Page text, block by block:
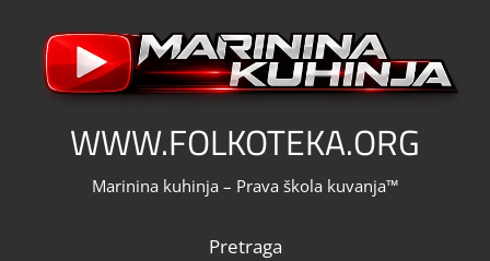
content
WWW.FOLKOTEKA.ORG
Marinina kuhinja – Prava škola kuvanja™
Pretraga